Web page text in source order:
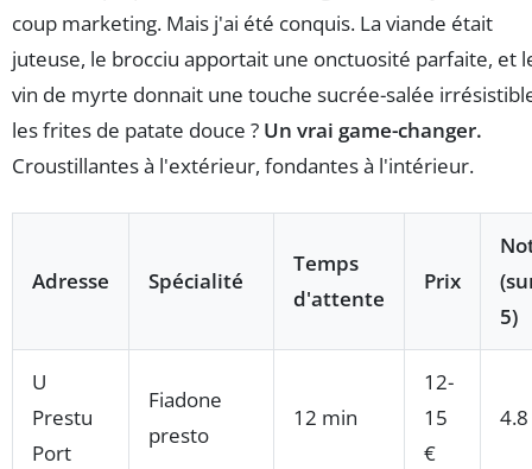
coup marketing. Mais j'ai été conquis. La viande était
juteuse, le brocciu apportait une onctuosité parfaite, et
vin de myrte donnait une touche sucrée-salée
les frites de patate douce ? Un vrai game-changer.
Croustillantes à l'extérieur, fondantes à l'intérieur.
Adresse Spécialité
Temps
d'attente
Prix
5)
U
Prestu
Port
Fiadone
presto
12 min
12-
15
€
4.8